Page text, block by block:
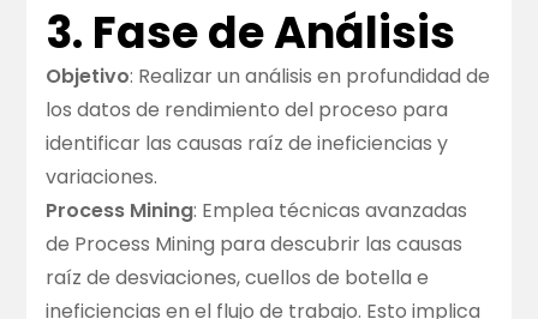
3. Fase de Análisis
Objetivo: Realizar un análisis en profundidad de
los datos de rendimiento del proceso para
identificar las causas raíz de ineficiencias y
variaciones.
Process Mining: Emplea técnicas avanzadas
de Process Mining para descubrir las causas
raíz de desviaciones, cuellos de botella e
ineficiencias en el flujo de trabajo. Esto implica